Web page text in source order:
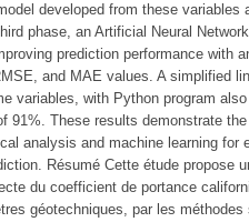
developed from these variables
phase, an Artificial Neural
prediction performance with
and MAE values. A simplified
variables, with Python program
91%. These results demonstrate
analysis and machine learning for
Résumé Cette étude propose
du coefficient de portance
géotechniques, par les méthodes